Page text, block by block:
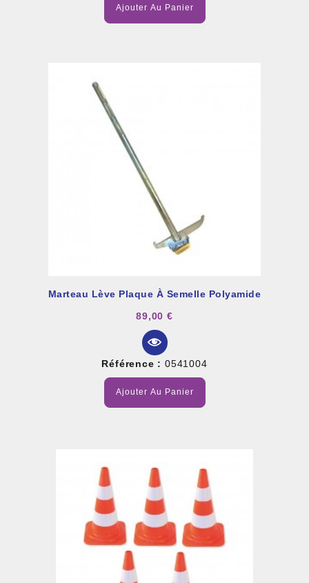
Ajouter Au Panier
Marteau Lève Plaque À Semelle Polyamide
89,00 €
Référence : 0541004
Ajouter Au Panier